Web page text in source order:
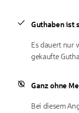
Guthaben ist
Es dauert nur
gekaufte
Ganz ohne
Bei diesem